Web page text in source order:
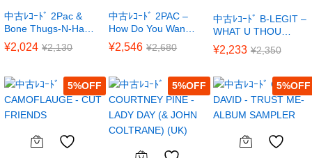
中古ﾚｺｰﾄﾞ 2Pac &
Bone Thugs-N-Ha…
¥2,024 ¥2,130
中古ﾚｺｰﾄﾞ 2PAC –
How Do You Wan…
¥2,546 ¥2,680
中古ﾚｺｰﾄﾞ B-LEGIT –
WHAT U THOU…
¥2,233 ¥2,350
5% 5% 5%